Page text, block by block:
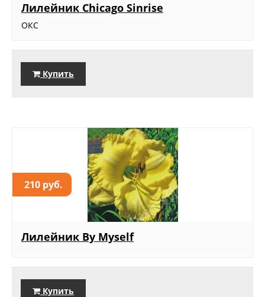
Лилейник Chicago Sinrise
ОКС
Купить
210 руб.
Лилейник By Myself
Купить